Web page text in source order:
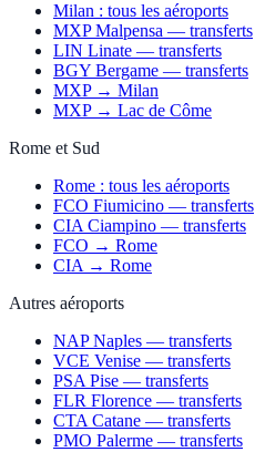
Milan : tous les aéroports
MXP Malpensa — transferts
LIN Linate — transferts
BGY Bergame — transferts
MXP → Milan
MXP → Lac de Côme
Rome et Sud
Rome : tous les aéroports
FCO Fiumicino — transferts
CIA Ciampino — transferts
FCO → Rome
CIA → Rome
Autres aéroports
NAP Naples — transferts
VCE Venise — transferts
PSA Pise — transferts
FLR Florence — transferts
CTA Catane — transferts
PMO Palerme — transferts